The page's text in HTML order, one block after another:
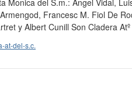
Monica del S.m.: Angel Vidal,
Francesc M. Fiol De
y Albert Cunill Son Cladera
at-del-s.c.